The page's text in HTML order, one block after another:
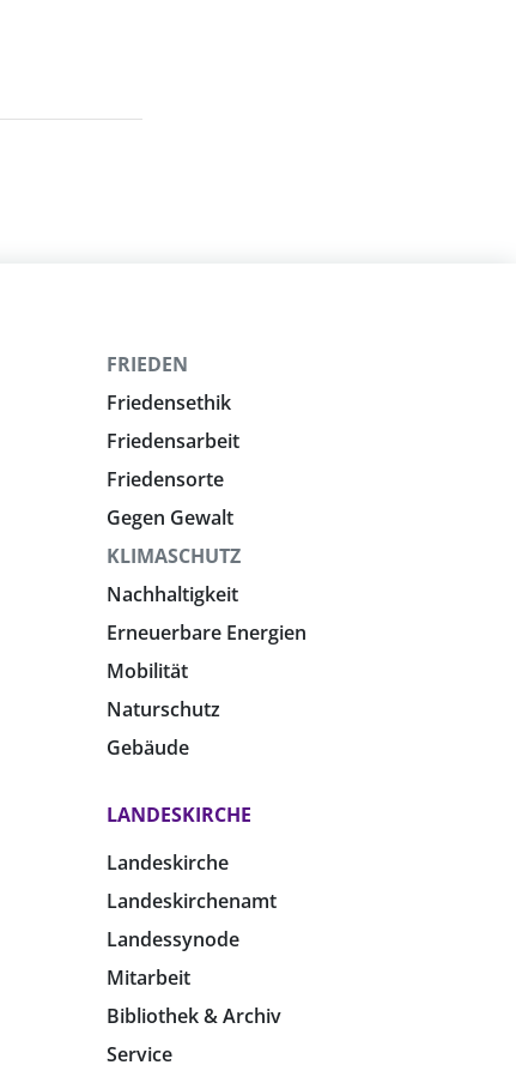
FRIEDEN
Friedensethik
Friedensarbeit
Friedensorte
Gegen Gewalt
KLIMASCHUTZ
Nachhaltigkeit
Erneuerbare Energien
Mobilität
Naturschutz
Gebäude
LANDESKIRCHE
Landeskirche
Landeskirchenamt
Landessynode
Mitarbeit
Bibliothek & Archiv
Service